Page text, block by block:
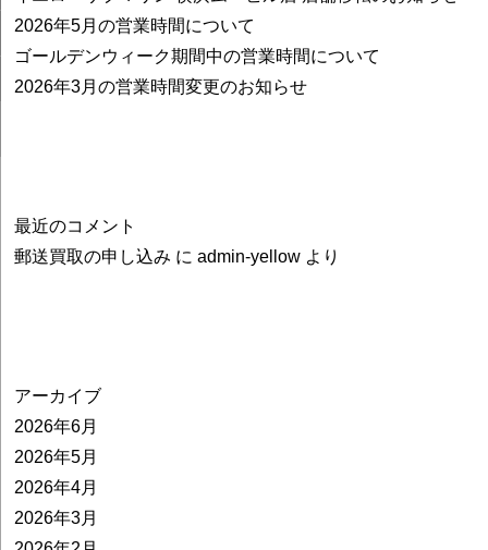
2026年5月の営業時間について
ゴールデンウィーク期間中の営業時間について
2026年3月の営業時間変更のお知らせ
最近のコメント
郵送買取の申し込み にadmin-yellow より
アーカイブ
2026年6月
2026年5月
2026年4月
2026年3月